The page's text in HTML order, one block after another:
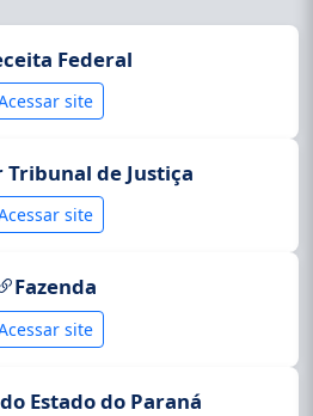
Federal
site
Tribunal de Justiça
site
Fazenda
site
Estado do Paraná